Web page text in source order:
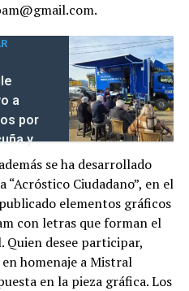
a
por
y
se ha desarrollado
Ciudadano”, en el
elementos gráficos
con letras que forman el
Quien desee participar,
homenaje a Mistral
en la pieza gráfica. Los